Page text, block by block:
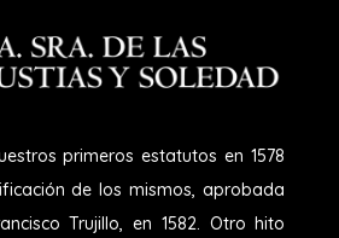
primeros estatutos en 1578
de los mismos, aprobada
Trujillo, en 1582. Otro hito